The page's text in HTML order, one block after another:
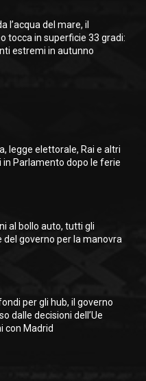
l’acqua del mare, il
tocca in superficie 33 gradi:
estremi in autunno
legge elettorale, Rai e altri
in Parlamento dopo le ferie
al bollo auto, tutti gli
del governo per la manovra
per gli hub, il governo
dalle decisioni dell’Ue
con Madrid